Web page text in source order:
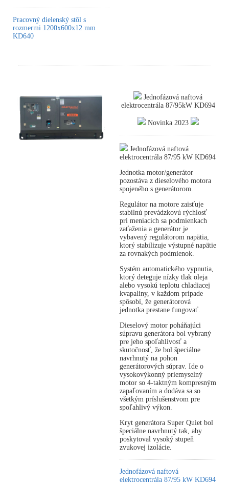
Pracovný dielenský stôl s
rozmermi 1200x600x12 mm
KD640
Jednofázová naftová
elektrocentrála 87/95kW KD694
Novinka 2023
Jednofázová naftová
elektrocentrála 87/95 kW KD694
Jednotka motor/generátor
pozostáva z dieselového motora
spojeného s generátorom.
Regulátor na motore zaisťuje
stabilnú prevádzkovú rýchlosť
pri meniacich sa podmienkach
zaťaženia a generátor je
vybavený regulátorom napätia,
ktorý stabilizuje výstupné napätie
za rovnakých podmienok.
Systém automatického vypnutia,
ktorý deteguje nízky tlak oleja
alebo vysokú teplotu chladiacej
kvapaliny, v každom prípade
spôsobí, že generátorová
jednotka prestane fungovať.
Dieselový motor poháňajúci
súpravu generátora bol vybraný
pre jeho spoľahlivosť a
skutočnosť, že bol špeciálne
navrhnutý na pohon
generátorových súprav. Ide o
vysokovýkonný priemyselný
motor so 4-taktným kompresným
zapaľovaním a dodáva sa so
všetkým príslušenstvom pre
spoľahlivý výkon.
Kryt generátora Super Quiet bol
špeciálne navrhnutý tak, aby
poskytoval vysoký stupeň
zvukovej izolácie.
Jednofázová naftová
elektrocentrála 87/95 kW KD694